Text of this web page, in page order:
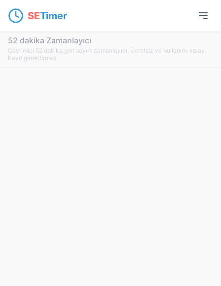
SETimer
52 dakika Zamanlayıcı
Çevrimiçi 52 dakika geri sayım zamanlayıcı. Ücretsiz ve kullanımı kolay.
Kayıt gerektirmez.